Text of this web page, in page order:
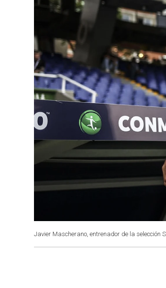
Javier Mascherano, entrenador de la selección